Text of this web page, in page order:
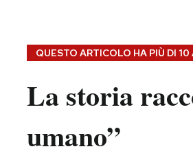
QUESTO ARTICOLO HA PIÙ DI 10
La storia
umano”